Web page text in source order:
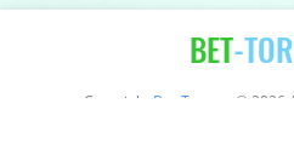
BET-
Copyright Bet-Torrent © 2026